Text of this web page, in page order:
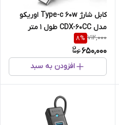
کابل شارژ Type-c 60w اوریکو
مدل CDX-60CC طول 1 متر
712,000
8%
650,000
افزودن به سبد